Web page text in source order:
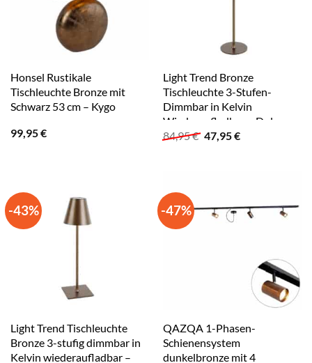
Honsel Rustikale
Tischleuchte Bronze mit
Schwarz 53 cm – Kygo
99,95€
Light Trend Bronze
Tischleuchte 3-Stufen-
Dimmbar in Kelvin
Wiederaufladbar – Dolce
84,95€ Ursprünglicher
Preis
47,95€Aktueller
-43%
Light Trend Tischleuchte
Bronze 3-stufig dimmbar in
Kelvin wiederaufladbar –
-47%
QAZQA 1-Phasen-
Schienensystem
dunkelbronze mit 4